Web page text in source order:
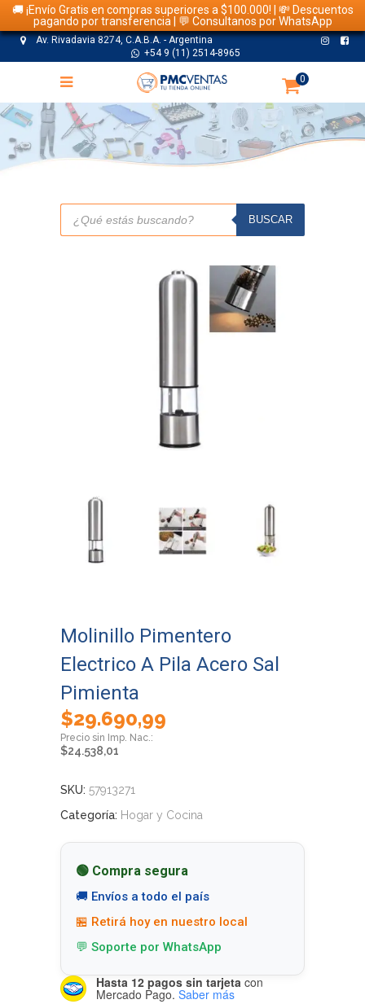
🚚 ¡Envío Gratis en compras superiores a $100.000! | 💸 Descuentos
pagando por transferencia | 💬 Consultanos por WhatsApp
Av. Rivadavia 8274, C.A.B.A. - Argentina
+54 9 (11) 2514-8965
0
TIENDA
Búsqueda
productos
BUSCAR
Molinillo Pimentero
Electrico A Pila Acero Sal
Pimienta
$29.690,99
$24.538,01
SKU: 57913271
Categoría: Hogar y Cocina
🟢 Compra segura
🚚 Envíos a todo el país
🏪 Retirá hoy en nuestro local
💬 Soporte por WhatsApp
Hasta 12 pagos sin tarjeta con
Mercado Pago. Saber más